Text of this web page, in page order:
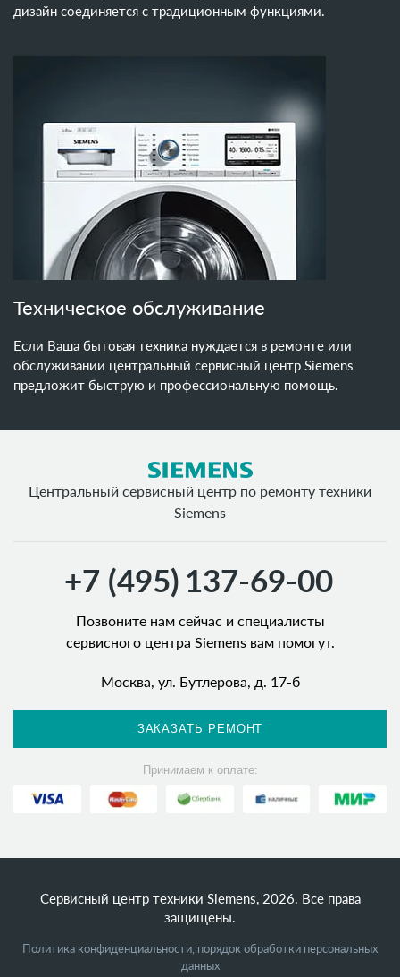
дизайн соединяется с традиционным функциями.
Техническое обслуживание
Если Ваша бытовая техника нуждается в ремонте или
обслуживании центральный сервисный центр Siemens
предложит быструю и профессиональную помощь.
Центральный сервисный центр по ремонту техники
Siemens
+7 (495) 137-69-00
Позвоните нам сейчас и специалисты
сервисного центра Siemens вам помогут.
Москва, ул. Бутлерова, д. 17-б
ЗАКАЗАТЬ РЕМОНТ
Принимаем к оплате:
Сервисный центр техники Siemens, 2026. Все права
защищены.
Политика конфиденциальности, порядок обработки персональных
данных